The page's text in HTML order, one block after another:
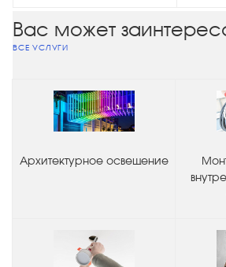
Вас может
ВСЕ УСЛУГИ
Архитектурное освещение